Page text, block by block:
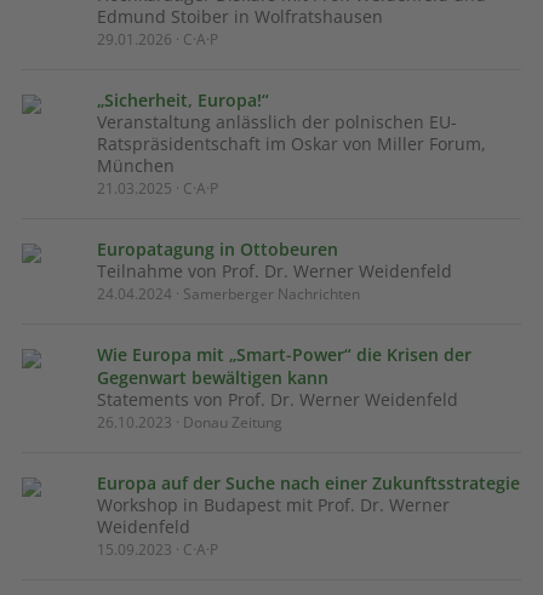
Edmund Stoiber in Wolfratshausen
29.01.2026 · C·A·P
„Sicherheit, Europa!“
Veranstaltung anlässlich der polnischen EU-
Ratspräsidentschaft im Oskar von Miller Forum,
München
21.03.2025 · C·A·P
Europatagung in Ottobeuren
Teilnahme von Prof. Dr. Werner Weidenfeld
24.04.2024 · Samerberger Nachrichten
Wie Europa mit „Smart-Power“ die Krisen der
Gegenwart bewältigen kann
Statements von Prof. Dr. Werner Weidenfeld
26.10.2023 · Donau Zeitung
Europa auf der Suche nach einer Zukunftsstrategie
Workshop in Budapest mit Prof. Dr. Werner
Weidenfeld
15.09.2023 · C·A·P